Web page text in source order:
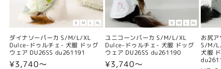
ダイナソーパーカ S/M/L/XL
Dulce-ドゥルチェ- 犬服 ドッグ
ウェア DU26SS du261191
通
¥3,740〜
ユニコーンパーカ S/M/L/XL
Dulce-ドゥルチェ- 犬服 ドッグ
ウェア DU26SS du261190
通
¥3,740〜
お尻
S/M/
犬服